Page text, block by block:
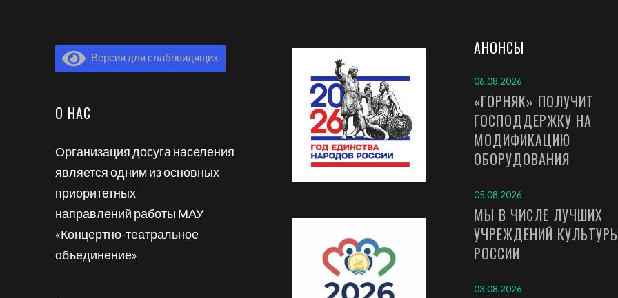
Версия для слабовидящих
О НАС
Организация досуга населения
является одним из основных
приоритетных
направлений работы МАУ
«Концертно-театральное
объединение»
АНОНСЫ
06.08.2026
«ГОРНЯК» ПОЛУЧИТ
ГОСПОДДЕРЖКУ НА
МОДИФИКАЦИЮ
ОБОРУДОВАНИЯ
05.08.2026
МЫ В ЧИСЛЕ ЛУЧШИХ
УЧРЕЖДЕНИЙ
РОССИИ
03.08.2026